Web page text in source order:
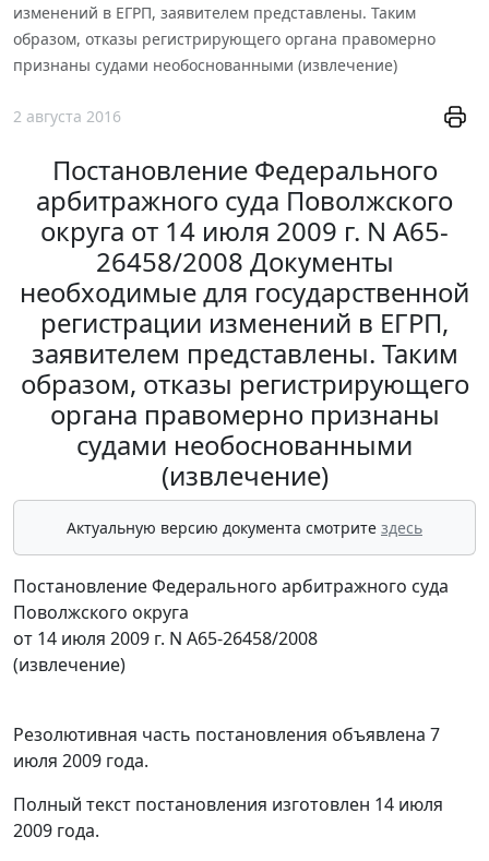
изменений в ЕГРП, заявителем представлены. Таким
образом, отказы регистрирующего органа правомерно
признаны судами необоснованными (извлечение)
2 августа 2016
Постановление Федерального
арбитражного суда Поволжского
округа от 14 июля 2009 г. N А65-
26458/2008 Документы
необходимые для государственной
регистрации изменений в ЕГРП,
заявителем представлены. Таким
образом, отказы регистрирующего
органа правомерно признаны
судами необоснованными
(извлечение)
Актуальную версию документа смотрите здесь
Постановление Федерального арбитражного суда
Поволжского округа
от 14 июля 2009 г. N А65-26458/2008
(извлечение)
Резолютивная часть постановления объявлена 7
июля 2009 года.
Полный текст постановления изготовлен 14 июля
2009 года.